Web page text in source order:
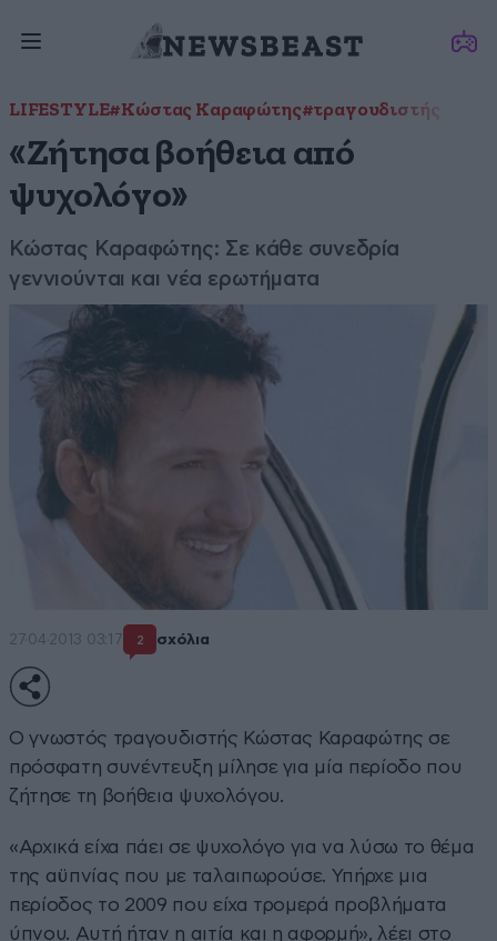
LIFESTYLE#Κώστας Καραφώτης#τραγουδιστής
«Ζήτησα βοήθεια από
ψυχολόγο»
Κώστας Καραφώτης: Σε κάθε συνεδρία
γεννιούνται και νέα ερωτήματα
27·04·2013 03:17 2 σχόλια
Ο γνωστός τραγουδιστής Κώστας Καραφώτης σε
πρόσφατη συνέντευξη μίλησε για μία περίοδο που
ζήτησε τη βοήθεια ψυχολόγου.
«Αρχικά είχα πάει σε ψυχολόγο για να λύσω το θέμα
της αϋπνίας που με ταλαιπωρούσε. Υπήρχε μια
περίοδος το 2009 που είχα τρομερά προβλήματα
ύπνου. Αυτή ήταν η αιτία και η αφορμή», λέει στο